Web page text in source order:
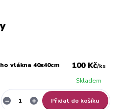
vlákna 40x40cm 100 Kč/ks
Skladem
Přidat do košíku